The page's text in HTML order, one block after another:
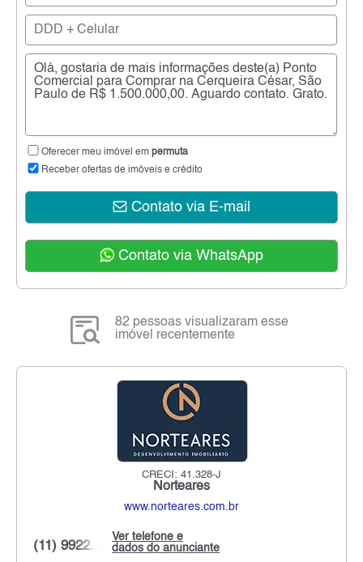
Oferecer meu imóvel em permuta
Receber ofertas de imóveis e crédito
Contato via E-mail
Contato via WhatsApp
82 pessoas visualizaram esse
imóvel recentemente
CRECI: 41.328-J
Norteares
www.norteares.com.br
Ver telefone e
dados do anunciante
(11) 9922...